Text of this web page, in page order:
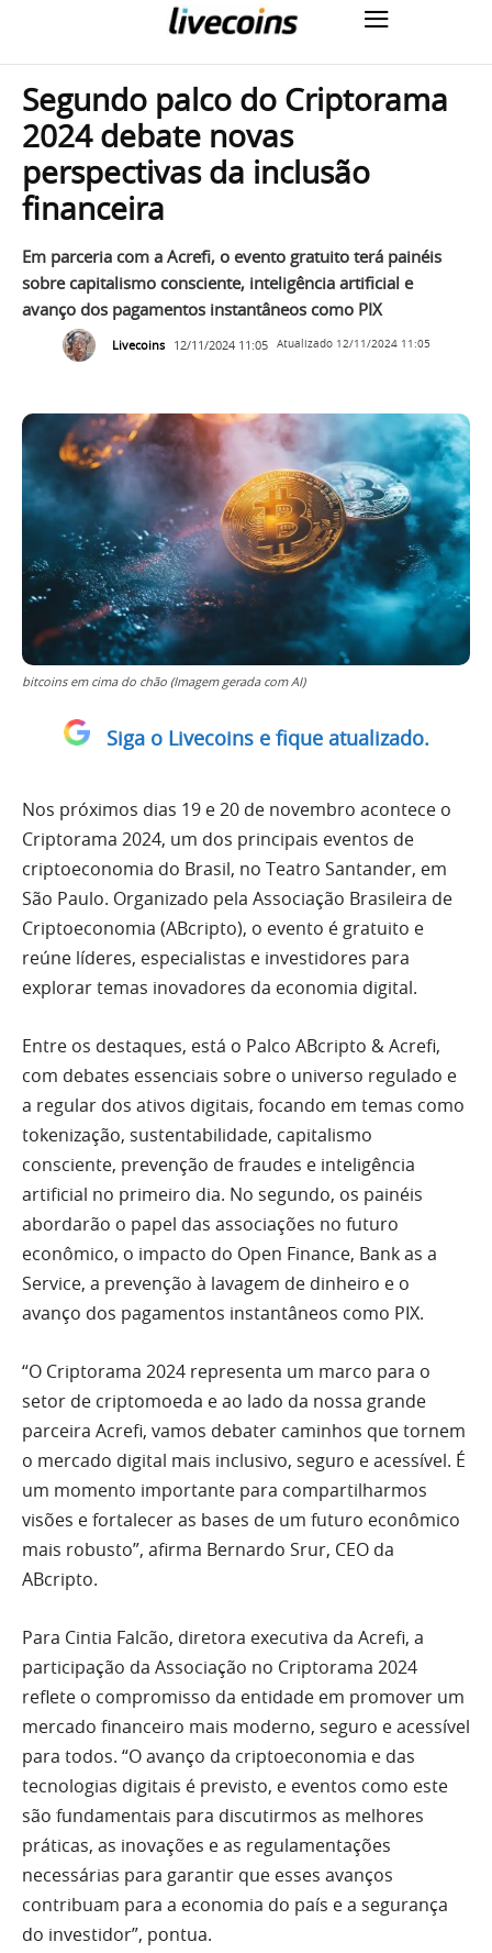
Segundo palco do Criptorama
2024 debate novas
perspectivas da inclusão
financeira
Em parceria com a Acrefi, o evento gratuito terá painéis
sobre capitalismo consciente, inteligência artificial e
avanço dos pagamentos instantâneos como PIX
Livecoins 12/11/2024 11:05 Atualizado 12/11/2024 11:05
bitcoins em cima do chão (Imagem gerada com AI)
Siga o Livecoins e fique atualizado.
Nos próximos dias 19 e 20 de novembro acontece o
Criptorama 2024, um dos principais eventos de
criptoeconomia do Brasil, no Teatro Santander, em
São Paulo. Organizado pela Associação Brasileira de
Criptoeconomia (ABcripto), o evento é gratuito e
reúne líderes, especialistas e investidores para
explorar temas inovadores da economia digital.
Entre os destaques, está o Palco ABcripto & Acrefi,
com debates essenciais sobre o universo regulado e
a regular dos ativos digitais, focando em temas como
tokenização, sustentabilidade, capitalismo
consciente, prevenção de fraudes e inteligência
artificial no primeiro dia. No segundo, os painéis
abordarão o papel das associações no futuro
econômico, o impacto do Open Finance, Bank as a
Service, a prevenção à lavagem de dinheiro e o
avanço dos pagamentos instantâneos como PIX.
“O Criptorama 2024 representa um marco para o
setor de criptomoeda e ao lado da nossa grande
parceira Acrefi, vamos debater caminhos que tornem
o mercado digital mais inclusivo, seguro e acessível. É
um momento importante para compartilharmos
visões e fortalecer as bases de um futuro econômico
mais robusto”, afirma Bernardo Srur, CEO da
ABcripto.
Para Cintia Falcão, diretora executiva da Acrefi, a
participação da Associação no Criptorama 2024
reflete o compromisso da entidade em promover um
mercado financeiro mais moderno, seguro e acessível
para todos. “O avanço da criptoeconomia e das
tecnologias digitais é previsto, e eventos como este
são fundamentais para discutirmos as melhores
práticas, as inovações e as regulamentações
necessárias para garantir que esses avanços
contribuam para a economia do país e a segurança
do investidor”, pontua.